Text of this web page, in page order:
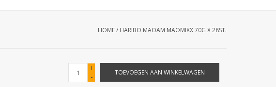
HOME/ HARIBO MAOAM MAOMIXX 70G X 28ST.
+
-
TOEVOEGEN AAN WINKELWAGEN